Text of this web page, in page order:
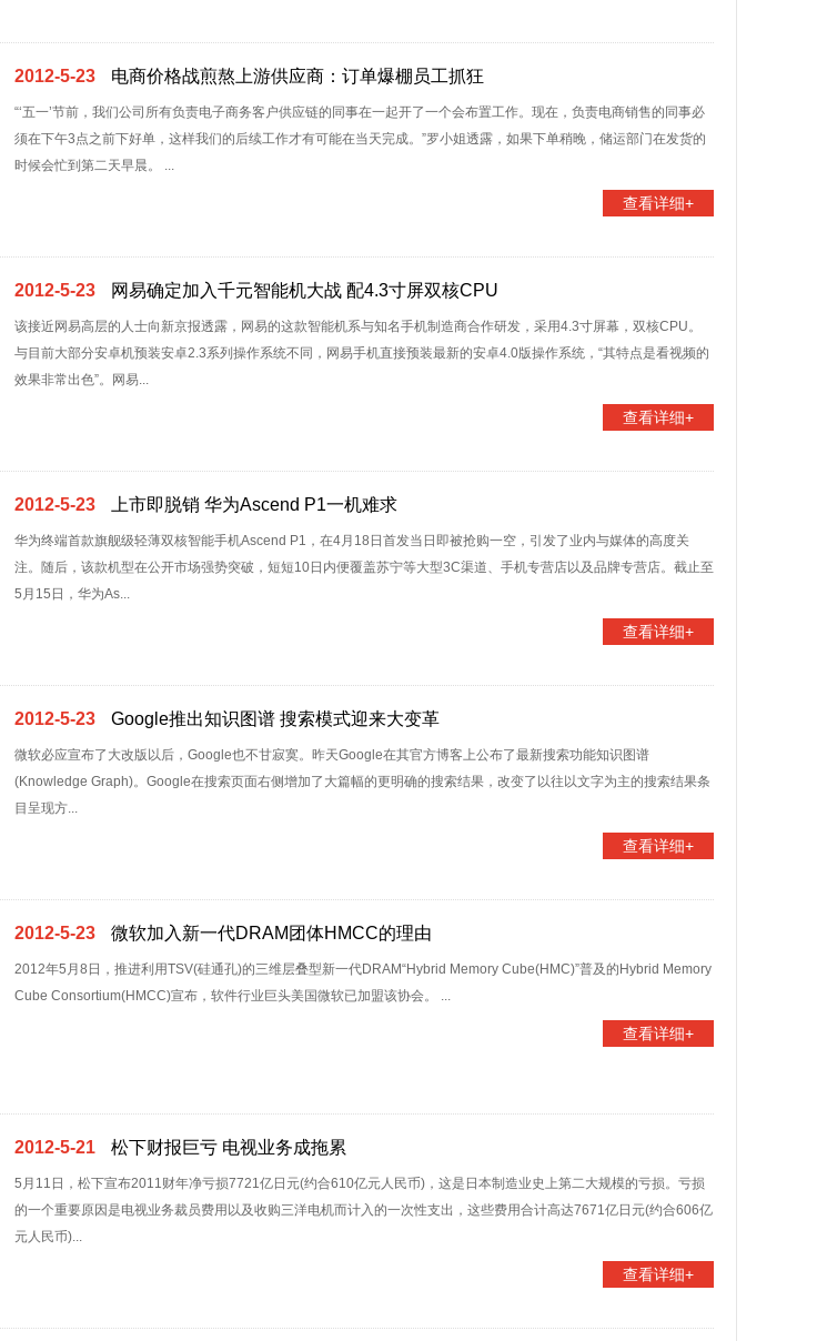
2012-5-23 电商价格战煎熬上游供应商：订单爆棚员工抓狂
“‘五一’节前，我们公司所有负责电子商务客户供应链的同事在一起开了一个会布置工作。现在，负责电商销售的同事必
须在下午3点之前下好单，这样我们的后续工作才有可能在当天完成。”罗小姐透露，如果下单稍晚，储运部门在发货的
时候会忙到第二天早晨。 ...
查看详细+
2012-5-23 网易确定加入千元智能机大战 配4.3寸屏双核CPU
该接近网易高层的人士向新京报透露，网易的这款智能机系与知名手机制造商合作研发，采用4.3寸屏幕，双核CPU。
与目前大部分安卓机预装安卓2.3系列操作系统不同，网易手机直接预装最新的安卓4.0版操作系统，“其特点是看视频的
效果非常出色”。网易...
查看详细+
2012-5-23 上市即脱销 华为Ascend P1一机难求
华为终端首款旗舰级轻薄双核智能手机Ascend P1，在4月18日首发当日即被抢购一空，引发了业内与媒体的高度关
注。随后，该款机型在公开市场强势突破，短短10日内便覆盖苏宁等大型3C渠道、手机专营店以及品牌专营店。截止至
5月15日，华为As...
查看详细+
2012-5-23 Google推出知识图谱 搜索模式迎来大变革
微软必应宣布了大改版以后，Google也不甘寂寞。昨天Google在其官方博客上公布了最新搜索功能知识图谱
(Knowledge Graph)。Google在搜索页面右侧增加了大篇幅的更明确的搜索结果，改变了以往以文字为主的搜索结果条
目呈现方...
查看详细+
2012-5-23 微软加入新一代DRAM团体HMCC的理由
2012年5月8日，推进利用TSV(硅通孔)的三维层叠型新一代DRAM“Hybrid Memory Cube(HMC)”普及的Hybrid Memory
Cube Consortium(HMCC)宣布，软件行业巨头美国微软已加盟该协会。 ...
查看详细+
2012-5-21 松下财报巨亏 电视业务成拖累
5月11日，松下宣布2011财年净亏损7721亿日元(约合610亿元人民币)，这是日本制造业史上第二大规模的亏损。亏损
的一个重要原因是电视业务裁员费用以及收购三洋电机而计入的一次性支出，这些费用合计高达7671亿日元(约合606亿
元人民币)...
查看详细+